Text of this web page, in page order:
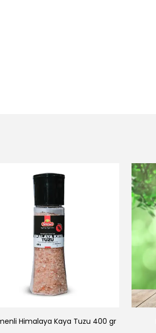
Himalaya Kaya Tuzu 400 gr